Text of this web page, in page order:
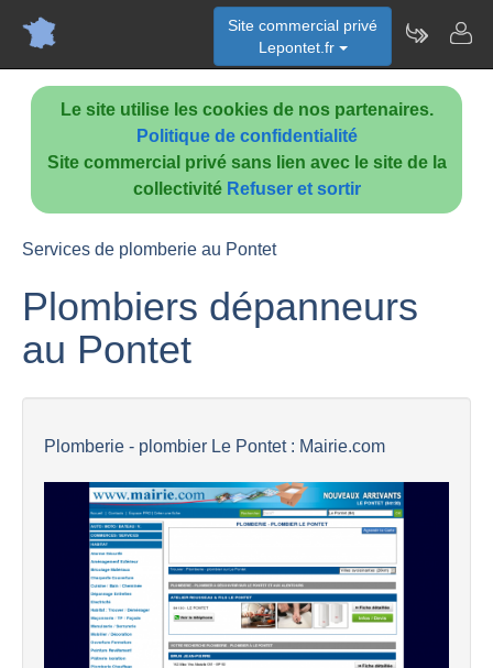
Le site utilise les cookies de nos partenaires.
Politique de confidentialité
Site commercial privé sans lien avec le site de la
collectivité Refuser et sortir
Site commercial privé
Lepontet.fr
Services de plomberie au Pontet
Plombiers dépanneurs
au Pontet
Plomberie - plombier Le Pontet : Mairie.com